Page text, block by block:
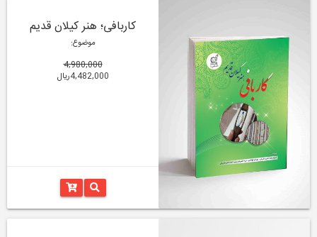
کاربافی؛ هنر کیلان قدیم
موضوع:
4,980,000
4,482,000ریال